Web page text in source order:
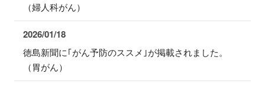
（婦人科がん）
2026/01/18
徳島新聞に｢がん予防のススメ｣が掲載されました。
（胃がん）